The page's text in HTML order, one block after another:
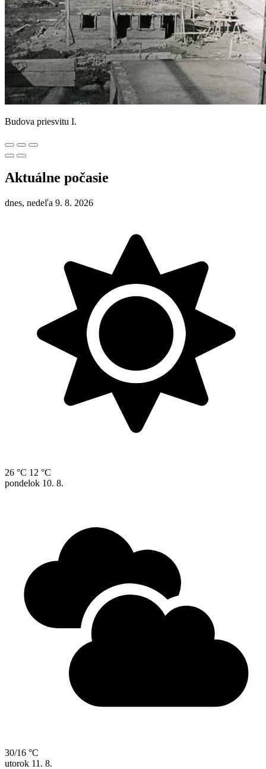
Budova priesvitu I.
Aktuálne počasie
dnes, nedeľa 9. 8. 2026
26 °C 12 °C
pondelok 10. 8.
30/16 °C
utorok 11. 8.